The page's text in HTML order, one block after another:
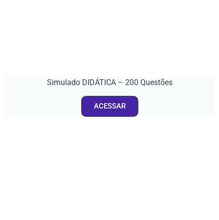
Simulado DIDÁTICA – 200 Questões
ACESSAR